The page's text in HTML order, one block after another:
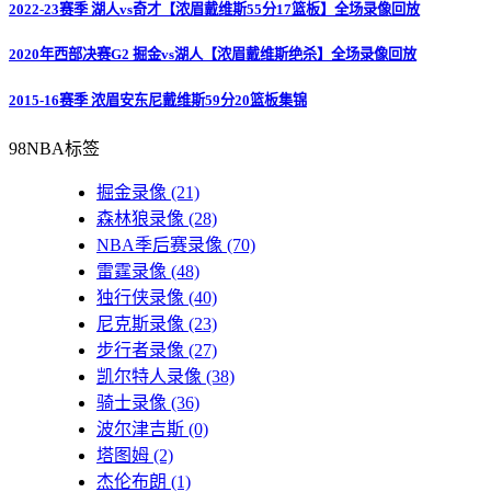
2022-23赛季 湖人vs奇才【浓眉戴维斯55分17篮板】全场录像回放
2020年西部决赛G2 掘金vs湖人【浓眉戴维斯绝杀】全场录像回放
2015-16赛季 浓眉安东尼戴维斯59分20篮板集锦
98NBA标签
掘金录像 (21)
森林狼录像 (28)
NBA季后赛录像 (70)
雷霆录像 (48)
独行侠录像 (40)
尼克斯录像 (23)
步行者录像 (27)
凯尔特人录像 (38)
骑士录像 (36)
波尔津吉斯 (0)
塔图姆 (2)
杰伦布朗 (1)